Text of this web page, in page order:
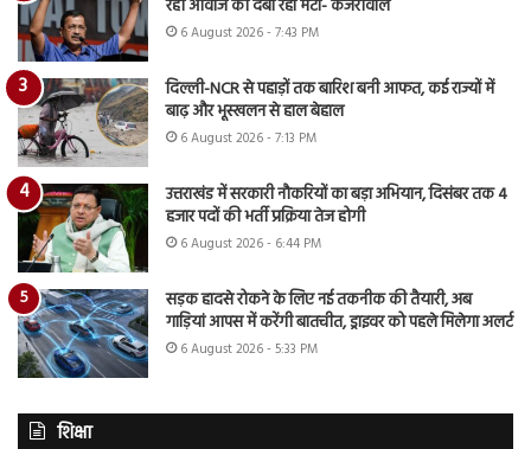
रही आवाज को दबा रहा मेटा- केजरीवाल
6 August 2026 - 7:43 PM
दिल्ली-NCR से पहाड़ों तक बारिश बनी आफत, कई राज्यों में
बाढ़ और भूस्खलन से हाल बेहाल
6 August 2026 - 7:13 PM
उत्तराखंड में सरकारी नौकरियों का बड़ा अभियान, दिसंबर तक 4
हजार पदों की भर्ती प्रक्रिया तेज होगी
6 August 2026 - 6:44 PM
सड़क हादसे रोकने के लिए नई तकनीक की तैयारी, अब
गाड़ियां आपस में करेंगी बातचीत, ड्राइवर को पहले मिलेगा अलर्ट
6 August 2026 - 5:33 PM
शिक्षा